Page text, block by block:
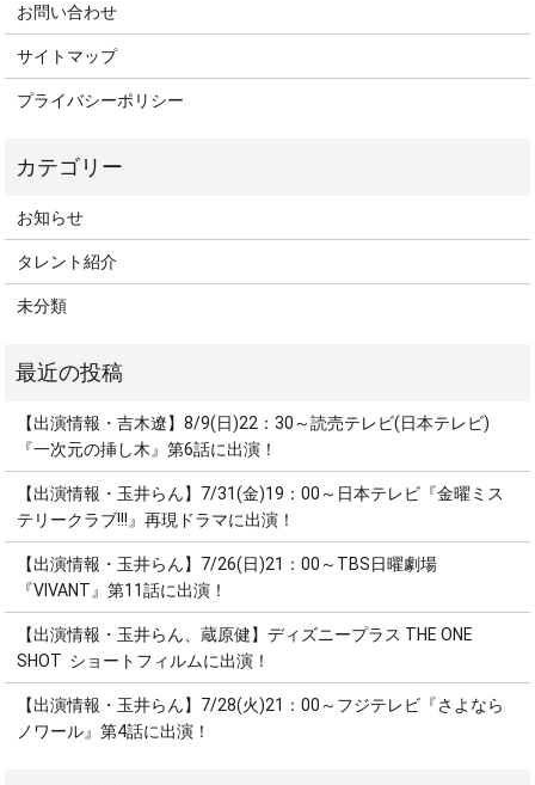
お問い合わせ
サイトマップ
プライバシーポリシー
お知らせ
タレント紹介
未分類
【出演情報・吉木遼】8/9(日)22：30～読売テレビ(日本テレビ)
『一次元の挿し木』第6話に出演！
【出演情報・玉井らん】7/31(金)19：00～日本テレビ『金曜ミス
テリークラブ!!!』再現ドラマに出演！
【出演情報・玉井らん】7/26(日)21：00～TBS日曜劇場
『VIVANT』第11話に出演！
【出演情報・玉井らん、蔵原健】ディズニープラス THE ONE
SHOT ショートフィルムに出演！
【出演情報・玉井らん】7/28(火)21：00～フジテレビ『さよなら
ノワール』第4話に出演！